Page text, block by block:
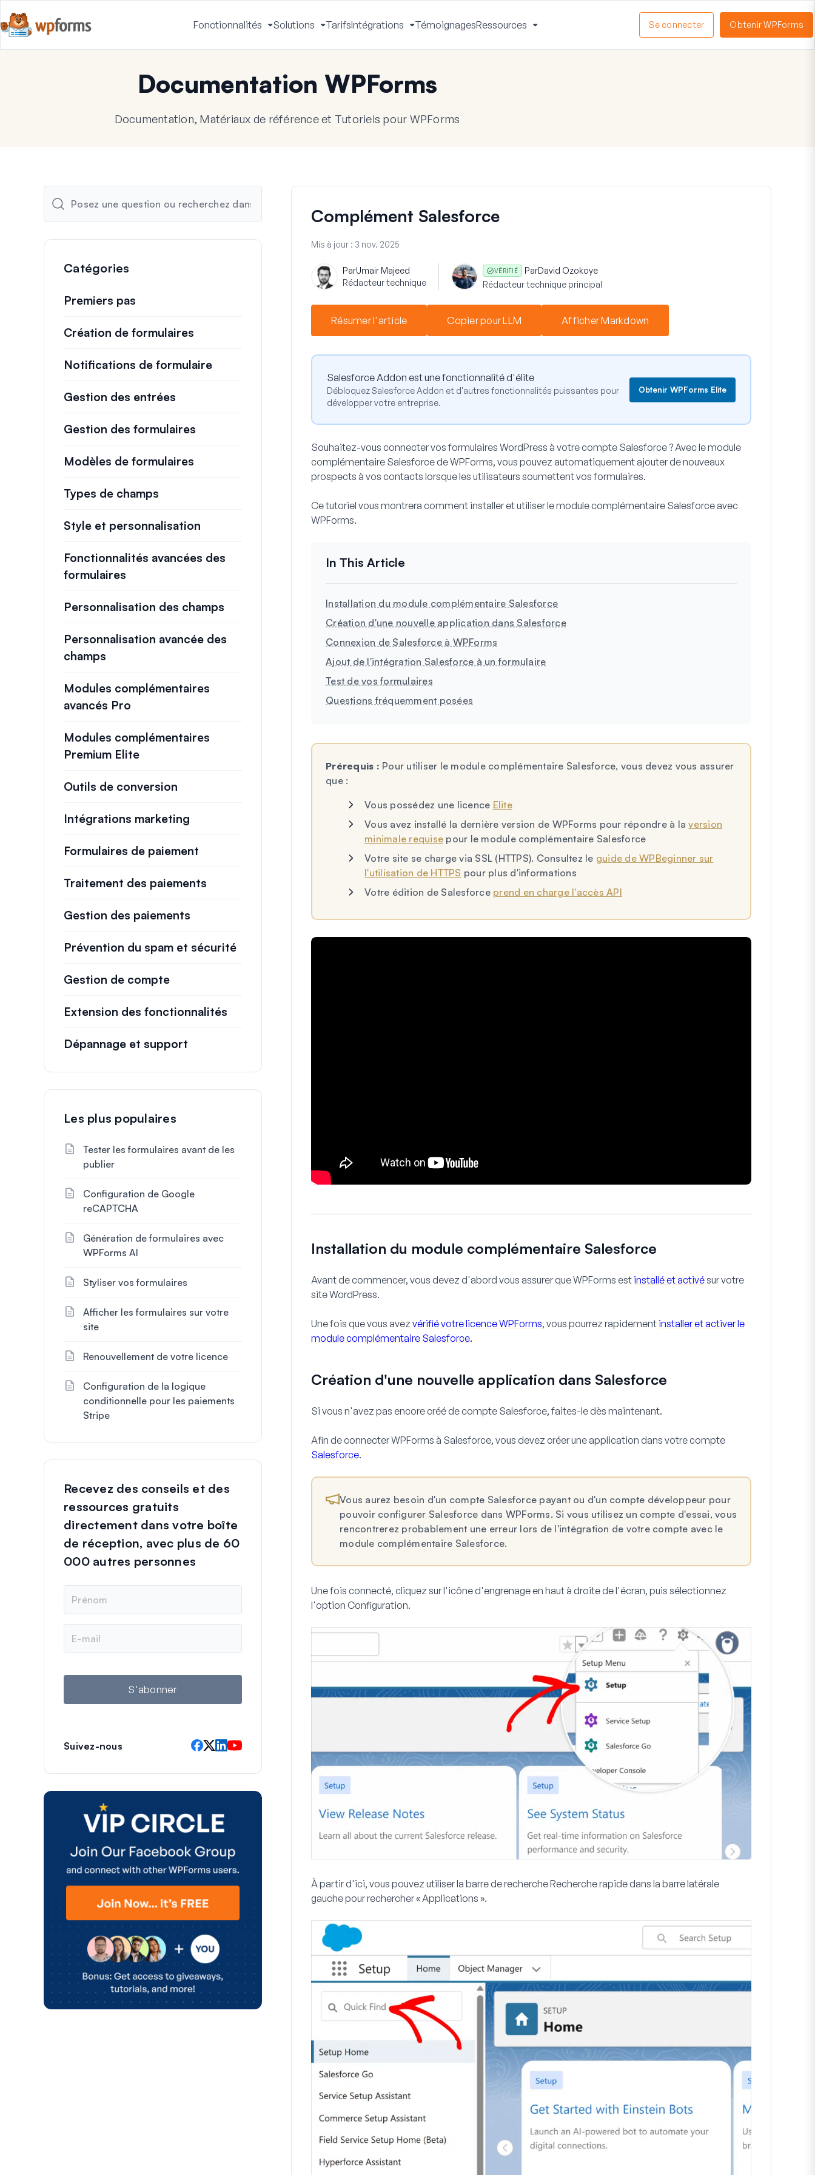
Fonctionnalités
Activer
le
Solutions
Activer
le
TarifsIntégrations
Activer
le
TémoignagesRessources
le
Se connecter Obtenir WPForms
Documentation WPForms
Documentation, Matériaux de référence et Tutoriels pour WPForms
Complément Salesforce
Mis à jour : 3 nov. 2025
ParUmair Majeed
Rédacteur technique
VÉRIFIÉ ParDavid Ozokoye
Rédacteur technique principal
Résumer l'article Copier pour LLM Afficher Markdown
Salesforce Addon est une fonctionnalité d'élite
Débloquez Salesforce Addon et d'autres fonctionnalités puissantes pour
développer votre entreprise.
Obtenir WPForms Elite
Souhaitez-vous connecter vos formulaires WordPress à votre compte Salesforce ? Avec le module
complémentaire Salesforce de WPForms, vous pouvez automatiquement ajouter de nouveaux
prospects à vos contacts lorsque les utilisateurs soumettent vos formulaires.
Ce tutoriel vous montrera comment installer et utiliser le module complémentaire Salesforce avec
WPForms.
Installation du module complémentaire Salesforce
Création d'une nouvelle application dans Salesforce
Connexion de Salesforce à WPForms
Ajout de l'intégration Salesforce à un formulaire
Test de vos formulaires
Questions fréquemment posées
Prérequis : Pour utiliser le module complémentaire Salesforce, vous devez vous assurer
que :
Vous possédez une licence Elite
Vous avez installé la dernière version de WPForms pour répondre à laversion
minimale requise pour le module complémentaire Salesforce
Votre site se charge via SSL (HTTPS). Consultez le guide de WPBeginner sur
l'utilisation de HTTPS pour plus d'informations
Votre édition de Salesforce prend en charge l'accès API
Installation du module complémentaire Salesforce
Avant de commencer, vous devez d'abord vous assurer que WPForms est installé et activésur votre
site WordPress.
Une fois que vous avez vérifié votre licence WPForms, vous pourrez rapidement installer et activer le
module complémentaire Salesforce.
Création d'une nouvelle application dans Salesforce
Si vous n'avez pas encore créé de compte Salesforce, faites-le dès maintenant.
Afin de connecter WPForms à Salesforce, vous devez créer une application dans votre compte
Salesforce.
Vous aurez besoin d'un compte Salesforce payant ou d'un compte développeur pour
pouvoir configurer Salesforce dans WPForms. Si vous utilisez un compte d'essai, vous
rencontrerez probablement une erreur lors de l'intégration de votre compte avec le
module complémentaire Salesforce.
Une fois connecté, cliquez sur l'icône d'engrenage en haut à droite de l'écran, puis sélectionnez
l'option Configuration.
À partir d'ici, vous pouvez utiliser la barre de rechercheRecherche rapidedans la barre latérale
gauche pour rechercher « Applications ».
Catégories
Premiers pas
Création de formulaires
Notifications de formulaire
Gestion des entrées
Gestion des formulaires
Modèles de formulaires
Types de champs
Style et personnalisation
Fonctionnalités avancées des
formulaires
Personnalisation des champs
Personnalisation avancée des
champs
Modules complémentaires
avancés Pro
Modules complémentaires
Premium Elite
Outils de conversion
Intégrations marketing
Formulaires de paiement
Traitement des paiements
Gestion des paiements
Prévention du spam et sécurité
Gestion de compte
Extension des fonctionnalités
Dépannage et support
Les plus populaires
Tester les formulaires avant de les
publier
Configuration de Google
reCAPTCHA
Génération de formulaires avec
WPForms AI
Styliser vos formulaires
Afficher les formulaires sur votre
site
Renouvellement de votre licence
Configuration de la logique
conditionnelle pour les paiements
Stripe
Recevez des conseils et des
ressources gratuits
directement dans votre boîte
de réception, avec plus de 60
000 autres personnes
m
m
i
S'abonner
Suivez-nous